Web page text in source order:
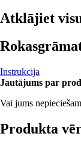
Atklājiet
Instrukcija
Jautājums par
Vai jums
Produkta